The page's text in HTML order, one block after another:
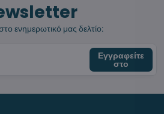
ενημερωτικό μας δελτίο:
Εγγραφείτε
στο